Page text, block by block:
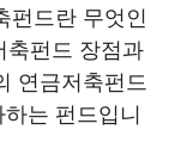
펀드란 무엇인
축펀드 장점과
연금저축펀드
는 펀드입니